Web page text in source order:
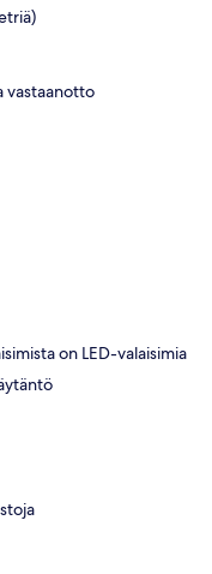
vastaanotto
on LED-valaisimia